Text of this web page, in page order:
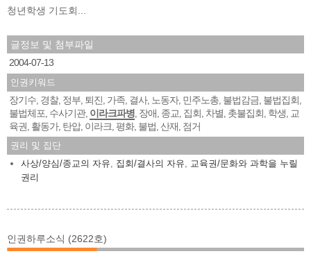
청년학생 기도회...
글정보 및 첨부파일
2004-07-13
인권키워드
장기수 경찰, 정부 퇴진 가족 결사, 노동자, 민주노총 불법감금 불법집회
불법체포 수사기관, 이라크파병 장애 종교 집회 차별 촛불집회 학생 교
육권 활동가, 탄압, 이라크 평화, 불법 산재 점거
권리 및 집단
사상/양심/종교의 자유
집회/결사의 자유
교육권/문화와 과학을 누릴
권리
인권하루소식 (2622호)